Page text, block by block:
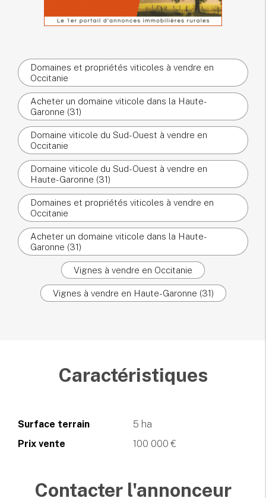
Domaines et propriétés viticoles à vendre en
Occitanie
Acheter un domaine viticole dans la Haute-
Garonne (31)
Domaine viticole du Sud-Ouest à vendre en
Occitanie
Domaine viticole du Sud-Ouest à vendre en
Haute-Garonne (31)
Domaines et propriétés viticoles à vendre en
Occitanie
Acheter un domaine viticole dans la Haute-
Garonne (31)
Vignes à vendre en Occitanie
Vignes à vendre en Haute-Garonne (31)
Caractéristiques
Surface terrain
5 ha
Prix vente
100 000 €
Contacter l'annonceur